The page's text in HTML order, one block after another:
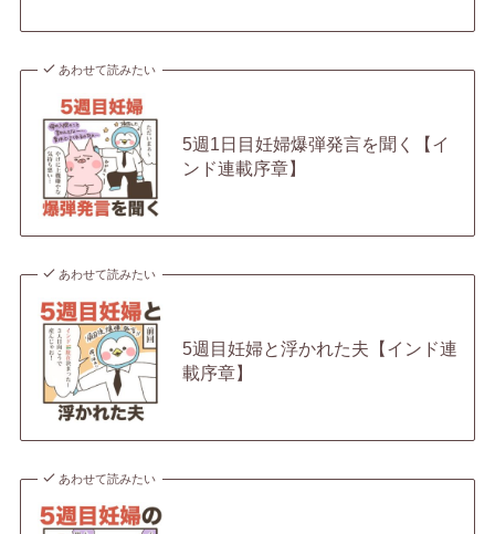
あわせて読みたい
5週1日目妊婦爆弾発言を聞く【イ
ンド連載序章】
あわせて読みたい
5週目妊婦と浮かれた夫【インド連
載序章】
あわせて読みたい